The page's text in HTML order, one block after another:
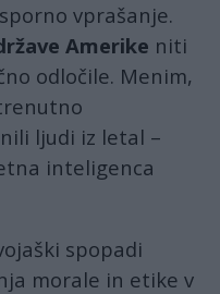
vprašanje.
Amerike niti
odločile. Menim,
ljudi iz letal –
inteligenca
spopadi
morale in etike v